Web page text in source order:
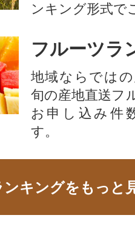
ンキング形式で
フルーツラ
地域ならでは
旬の産地直送フ
お申し込み件
す。
ンキングをもっと